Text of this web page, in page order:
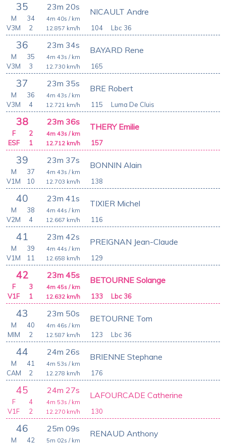
35 23m 20s
104
NICAULT Andre
4m 40s / km
12.857 km/h
M
34
V3M
2 Lbc 36
36 23m 34s
165
BAYARD Rene
4m 43s / km
12.730 km/h
M
35
V3M
3
37 23m 35s
115
BRE Robert
4m 43s / km
12.721 km/h
M
36
V3M
4 Luma De Cluis
38 23m 36s
157
THERY Emilie
4m 43s / km
12.712 km/h
F
2
ESF
1
39 23m 37s
138
BONNIN Alain
4m 43s / km
12.703 km/h
M
37
V1M
10
40 23m 41s
116
TIXIER Michel
4m 44s / km
12.667 km/h
M
38
V2M
4
41 23m 42s
129
PREIGNAN Jean-Claude
4m 44s / km
12.658 km/h
M
39
V1M
11
42 23m 45s
133
BETOURNE Solange
4m 45s / km
12.632 km/h
F
3
V1F
1 Lbc 36
43 23m 50s
123
BETOURNE Tom
4m 46s / km
12.587 km/h
M
40
MIM
2 Lbc 36
44 24m 26s
176
BRIENNE Stephane
4m 53s / km
12.278 km/h
M
41
CAM
2
45 24m 27s
130
LAFOURCADE Catherine
4m 53s / km
12.270 km/h
F
4
V1F
2
46 25m 09s RENAUD Anthony
5m 02s / km
M
42